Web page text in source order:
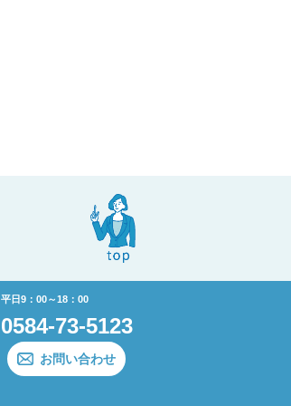
平日9：00～18：00
0584-73-5123
お問い合わせ